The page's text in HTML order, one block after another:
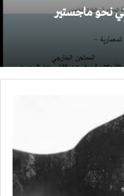
نحو ماجستير